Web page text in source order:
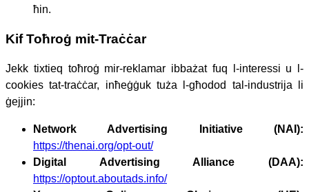
ħin.
Kif Toħroġ mit-Traċċar
Jekk tixtieq toħroġ mir-reklamar ibbażat fuq l-interessi u l-
cookies tat-traċċar, inħeġġuk tuża l-għodod tal-industrija li
ġejjin:
Network Advertising Initiative (NAI):
https://thenai.org/opt-out/
Digital Advertising Alliance (DAA):
https://optout.aboutads.info/